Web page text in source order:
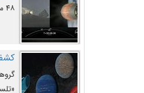
۴۸ ماهواره جدید «استارلینک» در جدیدترین پرتاب شرکت «اسپیس‌ایکس» به مدار زمین رفتند.